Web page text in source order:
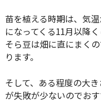
苗を植える時期は、気
になってくる11月以降く
そら豆は畑に直にまく
ります。
そして、ある程度の大
が失敗が少ないのでおす